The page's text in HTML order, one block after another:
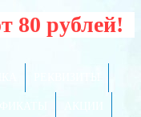
80 рублей!